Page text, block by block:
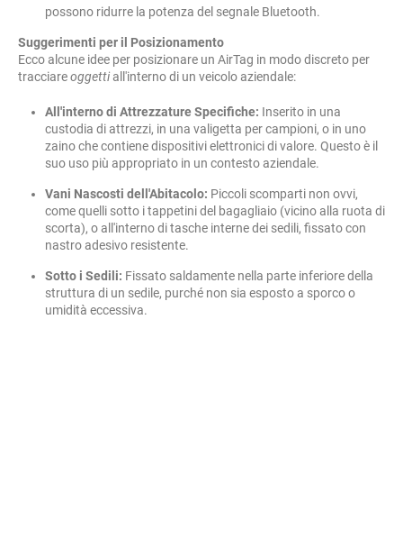
possono ridurre la potenza del segnale Bluetooth.
Suggerimenti per il Posizionamento
Ecco alcune idee per posizionare un AirTag in modo discreto per
tracciareoggettiall'interno di un veicolo aziendale:
All'interno di Attrezzature Specifiche: Inserito in una
custodia di attrezzi, in una valigetta per campioni, o in uno
zaino che contiene dispositivi elettronici di valore. Questo è il
suo uso più appropriato in un contesto aziendale.
Vani Nascosti dell'Abitacolo: Piccoli scomparti non ovvi,
come quelli sotto i tappetini del bagagliaio (vicino alla ruota di
scorta), o all'interno di tasche interne dei sedili, fissato con
nastro adesivo resistente.
Sotto i Sedili: Fissato saldamente nella parte inferiore della
struttura di un sedile, purché non sia esposto a sporco o
umidità eccessiva.